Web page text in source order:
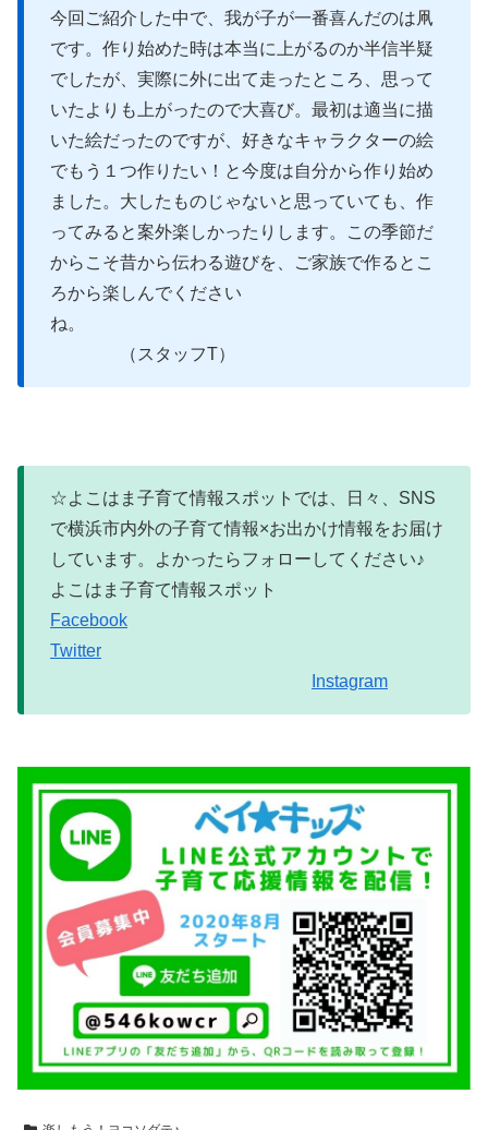
今回ご紹介した中で、我が子が一番喜んだのは凧
です。作り始めた時は本当に上がるのか半信半疑
でしたが、実際に外に出て走ったところ、思って
いたよりも上がったので大喜び。最初は適当に描
いた絵だったのですが、好きなキャラクターの絵
でもう１つ作りたい！と今度は自分から作り始め
ました。大したものじゃないと思っていても、作
ってみると案外楽しかったりします。この季節だ
からこそ昔から伝わる遊びを、ご家族で作るとこ
ろから楽しんでください
ね。
（スタッフT）
☆よこはま子育て情報スポットでは、日々、SNS
で横浜市内外の子育て情報×お出かけ情報をお届け
しています。よかったらフォローしてください♪
よこはま子育て情報スポット
Facebook
Twitter
Instagram